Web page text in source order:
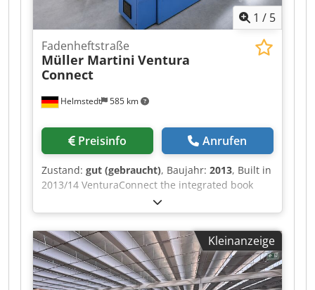
1 / 5
Helmstedt 585 km
Fadenheftstraße
Müller Martini Ventura
Connect
Preisinfo Anrufen
Zustand: gut (gebraucht), Baujahr: 2013, Built in
2013/14 VenturaConnect the integrated book
sewing system The Ventura MC can be in-
corporated in the Ventura-Connect book sewing
system. For this the proper connect system
connects a gathering machine with two Ventura
machines. Gathering machine: Müller Martini
3693 - Hand feeding station - Number of
Kleinanzeige